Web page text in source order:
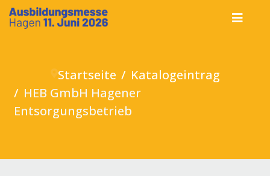
Startseite
Katalogeintrag
HEB GmbH Hagener
Entsorgungsbetrieb